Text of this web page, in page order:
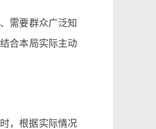
需要群众广泛知
合本局实际主动
，根据实际情况